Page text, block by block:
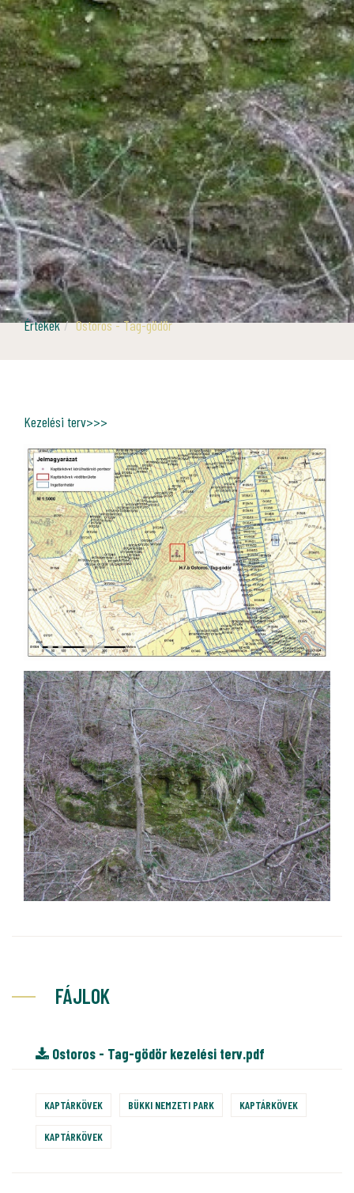
Értékek Ostoros - Tag-gödör
Kezelési terv>>>
FÁJLOK
Ostoros - Tag-gödör kezelési terv.pdf
KAPTÁRKÖVEK BÜKKI NEMZETI PARK KAPTÁRKÖVEK
KAPTÁRKÖVEK